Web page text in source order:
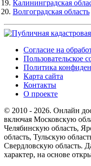
Калининградская
Волгоградская область
Согласие на
Пользовательское
Политика
Карта сайта
Контакты
О проекте
© 2010 - 2026. Онлайн
включая Московскую
Челябинскую область,
область, Тульскую
Свердловскую область.
характер, на основе